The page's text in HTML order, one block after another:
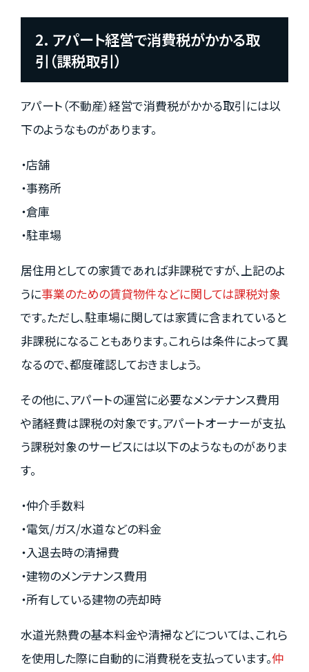
2. アパート経営で消費税がかかる取
引（課税取引）
アパート（不動産）経営で消費税がかかる取引には以
下のようなものがあります。
・店舗
・事務所
・倉庫
・駐車場
居住用としての家賃であれば非課税ですが、上記のよ
うに事業のための賃貸物件などに関しては課税対象
です。ただし、駐車場に関しては家賃に含まれていると
非課税になることもあります。これらは条件によって異
なるので、都度確認しておきましょう。
その他に、アパートの運営に必要なメンテナンス費用
や諸経費は課税の対象です。アパートオーナーが支払
う課税対象のサービスには以下のようなものがありま
す。
・仲介手数料
・電気/ガス/水道などの料金
・入退去時の清掃費
・建物のメンテナンス費用
・所有している建物の売却時
水道光熱費の基本料金や清掃などについては、これら
を使用した際に自動的に消費税を支払っています。仲